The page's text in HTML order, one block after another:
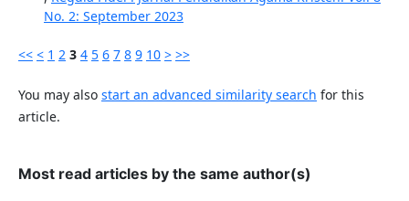
No. 2: September 2023
<< < 1 2 3 4 5 6 7 8 9 10 > >>
You may also start an advanced similarity search for this
article.
Most read articles by the same author(s)